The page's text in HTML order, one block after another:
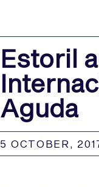
Estoril
Aguda
5 OCTOBER,